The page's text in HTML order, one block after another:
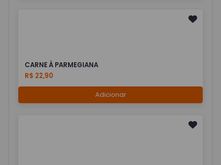
CARNE À PARMEGIANA
R$ 22,90
Adicionar